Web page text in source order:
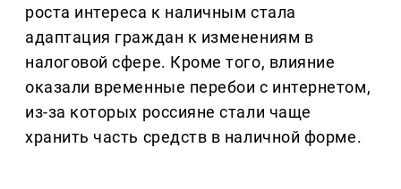
роста интереса к наличным стала
адаптация граждан к изменениям в
налоговой сфере. Кроме того, влияние
оказали временные перебои с интернетом,
из-за которых россияне стали чаще
хранить часть средств в наличной форме.